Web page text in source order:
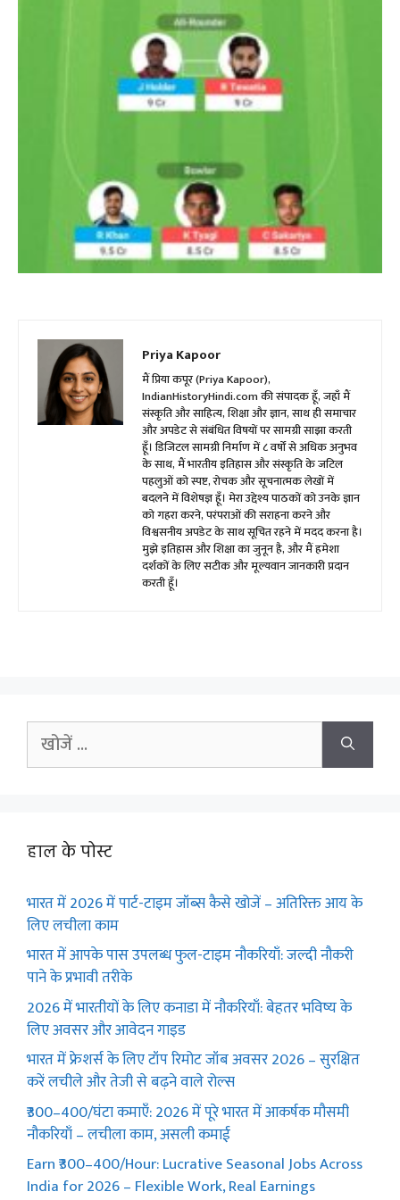
Priya Kapoor
मैं प्रिया कपूर (Priya Kapoor),
IndianHistoryHindi.com की संपादक हूँ, जहाँ मैं
संस्कृति और साहित्य, शिक्षा और ज्ञान, साथ ही समाचार
और अपडेट से संबंधित विषयों पर सामग्री साझा करती
हूँ। डिजिटल सामग्री निर्माण में ८ वर्षों से अधिक अनुभव
के साथ, मैं भारतीय इतिहास और संस्कृति के जटिल
पहलुओं को स्पष्ट, रोचक और सूचनात्मक लेखों में
बदलने में विशेषज्ञ हूँ। मेरा उद्देश्य पाठकों को उनके ज्ञान
को गहरा करने, परंपराओं की सराहना करने और
विश्वसनीय अपडेट के साथ सूचित रहने में मदद करना है।
मुझे इतिहास और शिक्षा का जुनून है, और मैं हमेशा
दर्शकों के लिए सटीक और मूल्यवान जानकारी प्रदान
करती हूँ।
Search
for:
हाल के पोस्ट
भारत में 2026 में पार्ट-टाइम जॉब्स कैसे खोजें – अतिरिक्त आय के
लिए लचीला काम
भारत में आपके पास उपलब्ध फुल-टाइम नौकरियाँ: जल्दी नौकरी
पाने के प्रभावी तरीके
2026 में भारतीयों के लिए कनाडा में नौकरियाँ: बेहतर भविष्य के
लिए अवसर और आवेदन गाइड
भारत में फ्रेशर्स के लिए टॉप रिमोट जॉब अवसर 2026 – सुरक्षित
करें लचीले और तेजी से बढ़ने वाले रोल्स
₹300–400/घंटा कमाएँ: 2026 में पूरे भारत में आकर्षक मौसमी
नौकरियाँ – लचीला काम, असली कमाई
Earn ₹300–400/Hour: Lucrative Seasonal Jobs Across
India for 2026 – Flexible Work, Real Earnings